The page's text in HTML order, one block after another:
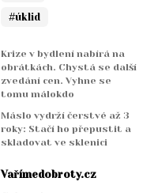
#úklid
Krize v bydlení nabírá na
obrátkách. Chystá se další
zvedání cen. Vyhne se
tomu málokdo
Máslo vydrží čerstvé až 3
roky: Stačí ho přepustit a
skladovat ve sklenici
Vařímedobroty.cz